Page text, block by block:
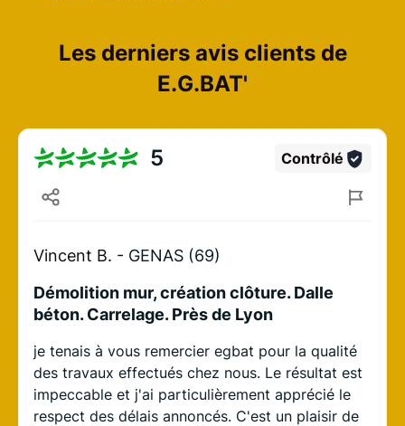
Les derniers avis clients de
E.G.BAT'
5 Contrôlé
Vincent B. - GENAS (69)
Démolition mur, création clôture. Dalle
béton. Carrelage. Près de Lyon
je tenais à vous remercier egbat pour la qualité
des travaux effectués chez nous. Le résultat est
impeccable et j'ai particulièrement apprécié le
respect des délais annoncés. C'est un plaisir de